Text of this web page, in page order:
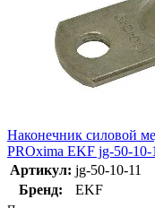
Наконечник силовой
PROxima EKF jg-50-10-
Артикул: jg-50-10-11
Бренд:
EKF